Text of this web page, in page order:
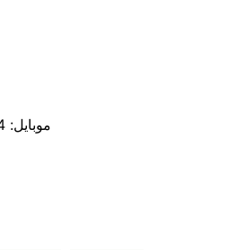
موبايل: 01211116954 – 01211116955 – 01211116956 – – 01211116958